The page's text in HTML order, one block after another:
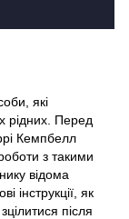
які
рідних. Перед
Кемпбелл
з такими
відома
інструкції, як
після